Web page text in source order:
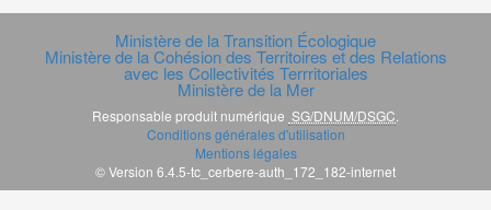
Ministère de la Transition Écologique
Ministère de la Cohésion des Territoires et des Relations
avec les Collectivités Terrritoriales
Ministère de la Mer
Responsable produit numérique SG/DNUM/DSGC
Conditions générales d'utilisation
Mentions légales
© Version 6.4.5-tc_cerbere-auth_172_182-internet